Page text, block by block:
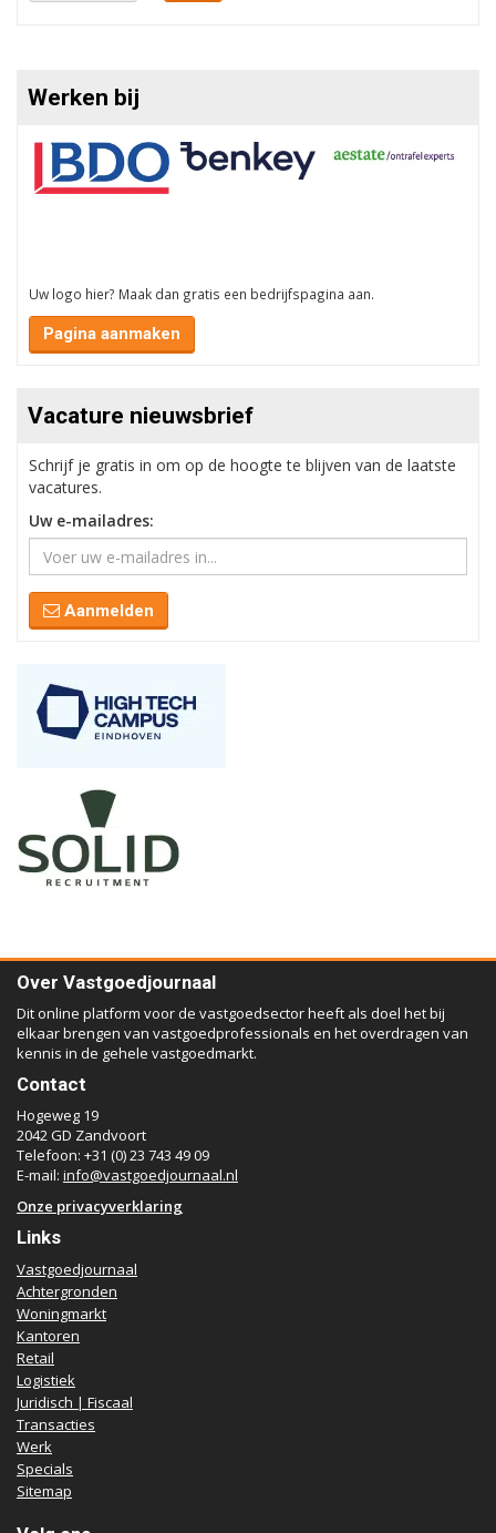
Werken bij
Uw logo hier? Maak dan gratis een bedrijfspagina aan.
Pagina aanmaken
Vacature nieuwsbrief
Schrijf je gratis in om op de hoogte te blijven van de laatste
vacatures.
Uw e-mailadres:
Aanmelden
Over Vastgoedjournaal
Dit online platform voor de vastgoedsector heeft als doel het bij
elkaar brengen van vastgoedprofessionals en het overdragen van
kennis in de gehele vastgoedmarkt.
Contact
Hogeweg 19
2042 GD Zandvoort
Telefoon: +31 (0) 23 743 49 09
E-mail: info@vastgoedjournaal.nl
Onze privacyverklaring
Links
Vastgoedjournaal
Achtergronden
Woningmarkt
Kantoren
Retail
Logistiek
Juridisch | Fiscaal
Transacties
Werk
Specials
Sitemap